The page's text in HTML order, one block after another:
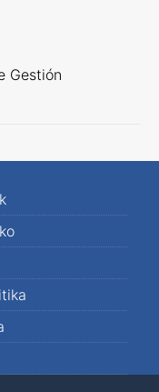
Gestión